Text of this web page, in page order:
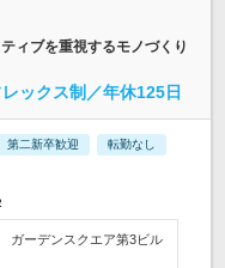
ィブを重視するモノづくり
ックス制／年休125日
第二新卒歓迎 転勤なし
ガーデンスクエア第3ビル